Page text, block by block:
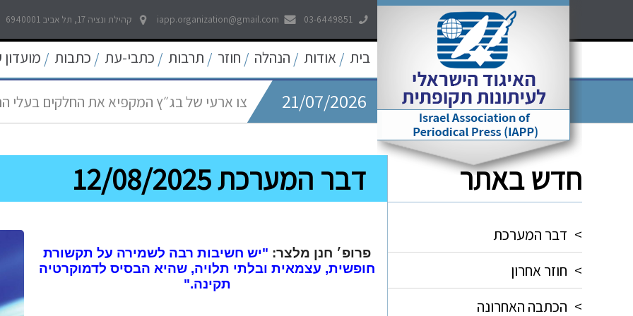
03-6449851
iapp.organization@gmail.com קהילת ונציה 17, תל אביב 6940001
בית / אודות / הנהלה / חוזר / תרבות / כתבי-עת / כתבות / מועדון 21/07/2026 לאפשר דיווח פתוח וחופשי לכל אמצעי
21/07/2026 צו ארעי של בג״ץ המקפיא את החלקים בעלי
22/05/2026 פסיקה היסטורית של בית המשפט העליון חדש באתר
> דבר המערכת
> חוזר אחרון
> הכתבה האחרונה
דבר המערכת 12/08/2025
פרופ׳ חנן מלצר: "יש חשיבות רבה לשמירה על תקשורת
חופשית, עצמאית ובלתי תלויה, שהיא הבסיס לדמוקרטיה
תקינה."